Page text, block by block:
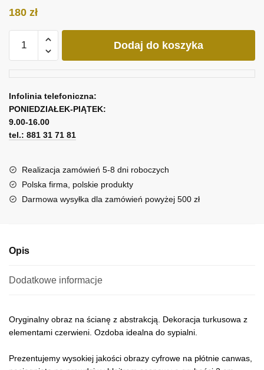
180 zł
Obraz
wzorem
Dodaj do koszyka
Infolinia telefoniczna:
PONIEDZIAŁEK-PIĄTEK:
9.00-16.00
tel.: 881 31 71 81
Realizacja zamówień 5-8 dni roboczych
Polska firma, polskie produkty
Darmowa wysyłka dla zamówień powyżej 500 zł
Opis
Dodatkowe informacje
Oryginalny obraz na ścianę z abstrakcją. Dekoracja turkusowa z
elementami czerwieni. Ozdoba idealna do sypialni.
Prezentujemy wysokiej jakości obrazy cyfrowe na płótnie canwas,